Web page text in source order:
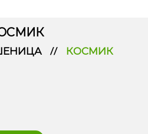
КОСМИК